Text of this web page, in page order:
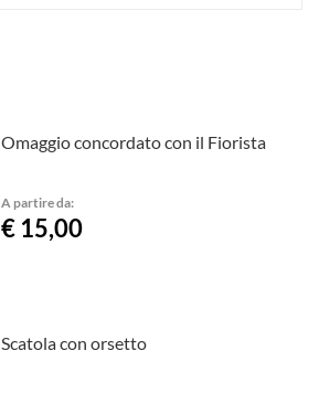
Omaggio concordato con il Fiorista
A partire da:
€ 15,00
Scatola con orsetto